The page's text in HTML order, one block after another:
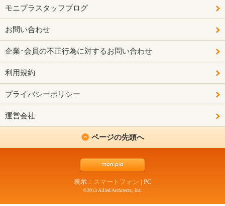
モニプラスタッフブログ
お問い合わせ
企業･会員の不正行為に対するお問い合わせ
利用規約
プライバシーポリシー
運営会社
ページの先頭へ
表示： スマートフォン | PC
©2013 Allied Architects, Inc.